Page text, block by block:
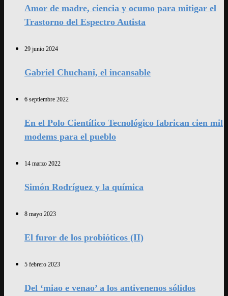
Amor de madre, ciencia y ocumo para mitigar el
Trastorno del Espectro Autista
29 junio 2024
Gabriel Chuchani, el incansable
6 septiembre 2022
En el Polo Científico Tecnológico fabrican cien mil
modems para el pueblo
14 marzo 2022
Simón Rodríguez y la química
8 mayo 2023
El furor de los probióticos (II)
5 febrero 2023
Del ‘miao e venao’ a los antivenenos sólidos